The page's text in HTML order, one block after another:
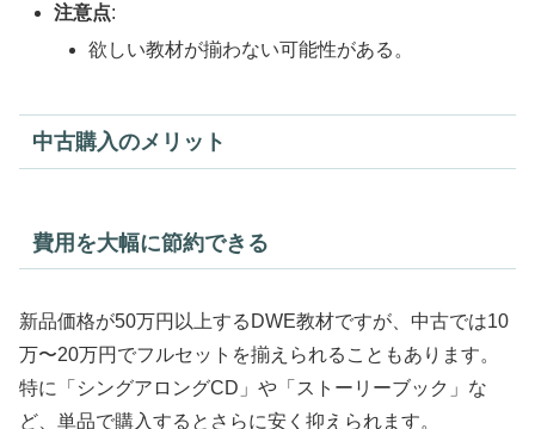
注意点:
欲しい教材が揃わない可能性がある。
中古購入のメリット
費用を大幅に節約できる
新品価格が50万円以上するDWE教材ですが、中古では10
万〜20万円でフルセットを揃えられることもあります。
特に「シングアロングCD」や「ストーリーブック」な
ど、単品で購入するとさらに安く抑えられます。